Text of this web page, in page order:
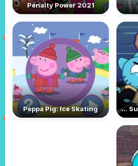
Penalty Power 2021
Gumball: Suburban Super Sports
Peppa Pig: Ice Skating